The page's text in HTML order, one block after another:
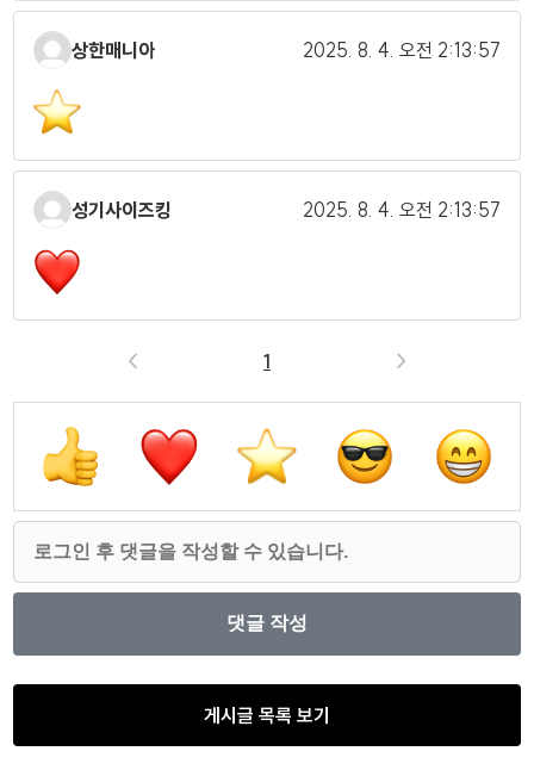
상한매니아 2025. 8. 4. 오전 2:13:57
성기사이즈킹 2025. 8. 4. 오전 2:13:57
< 1 >
게시글 목록 보기